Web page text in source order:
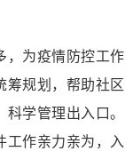
为疫情防控工作
筹规划，帮助社区
学管理出入口。
工作亲力亲为，入